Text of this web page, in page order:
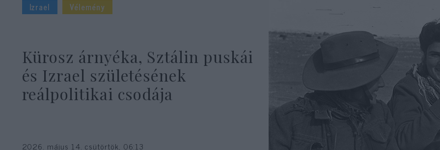
Izrael Vélemény
Kürosz árnyéka, Sztálin puskái
és Izrael születésének
reálpolitikai csodája
2026. május 14. csütörtök, 06:13